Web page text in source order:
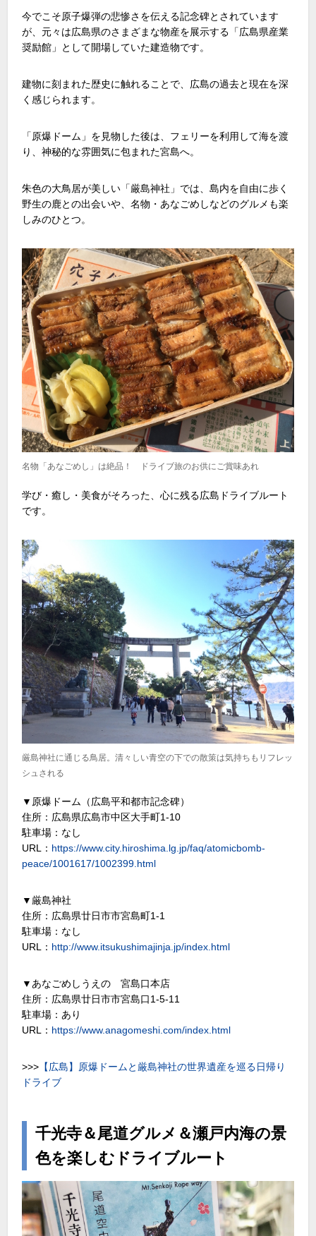
今でこそ原子爆弾の悲惨さを伝える記念碑とされています
が、元々は広島県のさまざまな物産を展示する「広島県産業
奨励館」として開場していた建造物です。
建物に刻まれた歴史に触れることで、広島の過去と現在を深
く感じられます。
「原爆ドーム」を見物した後は、フェリーを利用して海を渡
り、神秘的な雰囲気に包まれた宮島へ。
朱色の大鳥居が美しい「厳島神社」では、島内を自由に歩く
野生の鹿との出会いや、名物・あなごめしなどのグルメも楽
しみのひとつ。
名物「あなごめし」は絶品！ ドライブ旅のお供にご賞味あれ
学び・癒し・美食がそろった、心に残る広島ドライブルート
です。
厳島神社に通じる鳥居。清々しい青空の下での散策は気持ちもリフレッ
シュされる
▼原爆ドーム（広島平和都市記念碑）
住所：広島県広島市中区大手町1-10
駐車場：なし
URL： https://www.city.hiroshima.lg.jp/faq/atomicbomb-
peace/1001617/1002399.html
▼厳島神社
住所：広島県廿日市市宮島町1-1
駐車場：なし
URL： http://www.itsukushimajinja.jp/index.html
▼あなごめしうえの 宮島口本店
住所：広島県廿日市市宮島口1-5-11
駐車場：あり
URL： https://www.anagomeshi.com/index.html
>>> 【広島】原爆ドームと厳島神社の世界遺産を巡る日帰り
ドライブ
千光寺＆尾道グルメ＆瀬戸内海の景
色を楽しむドライブルート